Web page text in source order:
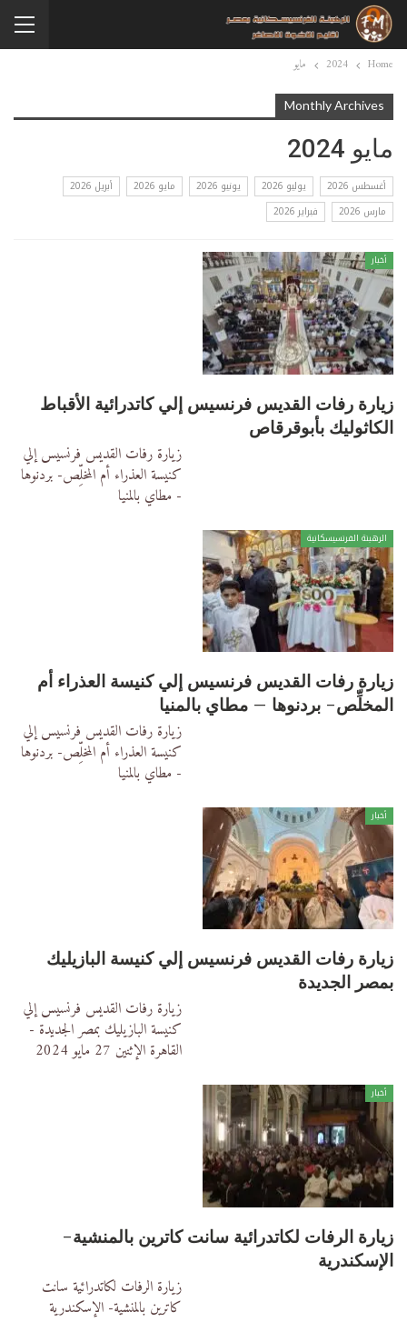
Home
2024 مايو
Monthly Archives
مايو 2024
أغسطس 2026 يوليو 2026 يونيو 2026 مايو 2026
أبريل 2026
مارس 2026
فبراير 2026
أخبار
زيارة رفات القديس فرنسيس إلي كاتدرائية الأقباط
الكاثوليك بأبوقرقاص
زيارة رفات القديس فرنسيس إلي
كنيسة العذراء أم المخلِّص- بردنوها
- مطاي بالمنيا
الرهبنة الفرنسيسكانية
زيارة رفات القديس فرنسيس إلي كنيسة العذراء أم
المخلِّص- بردنوها – مطاي بالمنيا
زيارة رفات القديس فرنسيس إلي
كنيسة العذراء أم المخلِّص- بردنوها
- مطاي بالمنيا
أخبار
زيارة رفات القديس فرنسيس إلي كنيسة البازيليك
بمصر الجديدة
زيارة رفات القديس فرنسيس إلي
كنيسة البازيليك بمصر الجديدة -
القاهرة الإثنين 27 مايو 2024
أخبار
زيارة الرفات لكاتدرائية سانت كاترين بالمنشية-
الإسكندرية
زيارة الرفات لكاتدرائية سانت
كاترين بالمنشية- الإسكندرية